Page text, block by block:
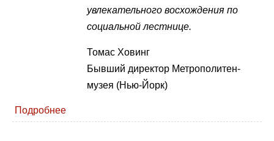
увлекательного восхождения по
социальной лестнице.
Томас Ховинг
Бывший директор Метрополитен-
музея (Нью-Йорк)
Подробнее